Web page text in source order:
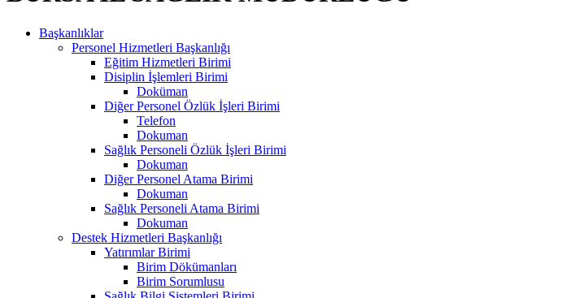
Başkanlıklar
Personel Hizmetleri Başkanlığı
Eğitim Hizmetleri Birimi
Disiplin İşlemleri Birimi
Doküman
Diğer Personel Özlük İşleri Birimi
Telefon
Dokuman
Sağlık Personeli Özlük İşleri Birimi
Dokuman
Diğer Personel Atama Birimi
Dokuman
Sağlık Personeli Atama Birimi
Dokuman
Destek Hizmetleri Başkanlığı
Yatırımlar Birimi
Birim Dökümanları
Birim Sorumlusu